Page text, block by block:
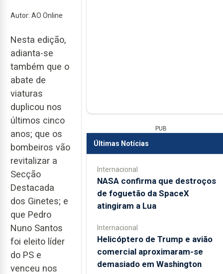
Autor: AO Online
Nesta edição,
adianta-se
também que o
abate de
viaturas
duplicou nos
últimos cinco
anos; que os
bombeiros vão
revitalizar a
Secção
Destacada
dos Ginetes; e
que Pedro
Nuno Santos
foi eleito líder
do PS e
venceu nos
PUB
Últimas Notícias
Internacional
NASA confirma que destroços
de foguetão da SpaceX
atingiram a Lua
Internacional
Helicóptero de Trump e avião
comercial aproximaram-se
demasiado em Washington